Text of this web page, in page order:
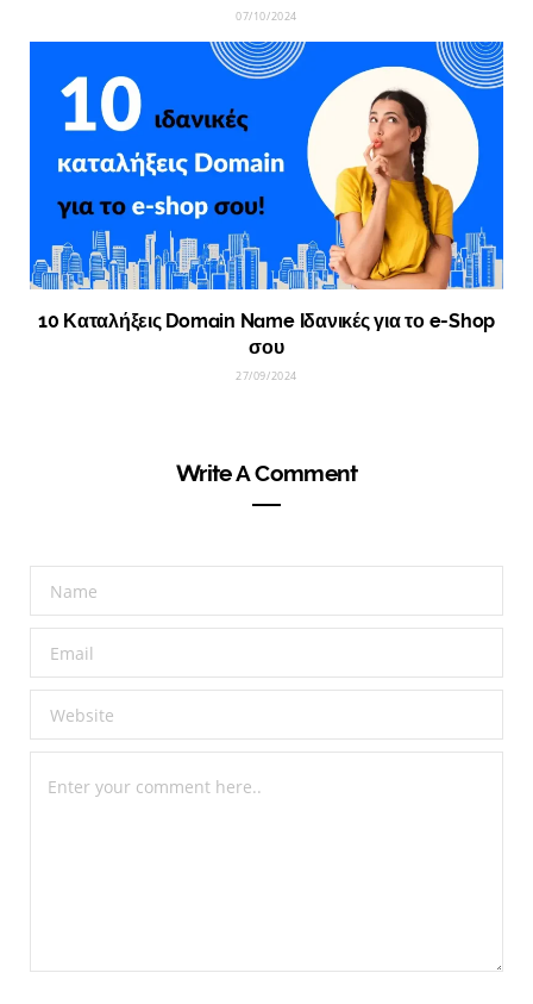
07/10/2024
10 Καταλήξεις Domain Name Ιδανικές για το e-Shop
σου
27/09/2024
Write A Comment